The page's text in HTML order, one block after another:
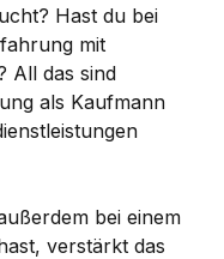
Hast du bei
mit
All das sind
als Kaufmann
bei einem
verstärkt das